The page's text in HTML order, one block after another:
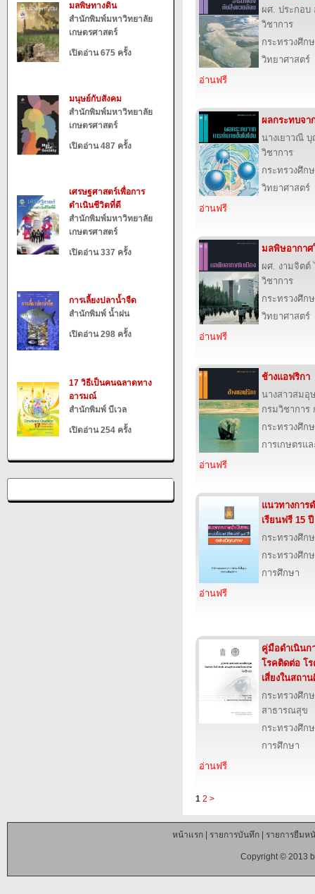
มลพิษทางดิน
สำนักพิมพ์มหาวิทยาลัย
เกษตรศาสตร์
เปิดอ่าน 675 ครั้ง
มนุษย์กับสังคม
สำนักพิมพ์มหาวิทยาลัย
เกษตรศาสตร์
เปิดอ่าน 487 ครั้ง
เศรษฐศาสตร์เพื่อการ
ดำเนินชีวิตที่ดี
สำนักพิมพ์มหาวิทยาลัย
เกษตรศาสตร์
เปิดอ่าน 337 ครั้ง
การเลี้ยงปลาน้ำจืด
สำนักพิมพ์ น้ำฝน
เปิดอ่าน 298 ครั้ง
17 วิธีเป็นคนฉลาดทาง
อารมณ์
สำนักพิมพ์ บีเวล
เปิดอ่าน 254 ครั้ง
ผศ. ประกอ
วิชาการ
กระทรวงศึก
วิทยาศาสตร์
อ่านฟรี
ผลกระทบจา
นางเยาวณี
วิชาการ
กระทรวงศึก
วิทยาศาสตร์
อ่านฟรี
มลพิษอากาศ
ผศ. งามจิต
วิชาการ
กระทรวงศึก
วิทยาศาสตร์
อ่านฟรี
ช้างแอฟริกา
นางสาวสม
กรมวิชาการ
กระทรวงศึก
การเกษตรแ
อ่านฟรี
แนวทางการ
เรียนฟรี 15
กระทรวงศึก
กระทรวงศึก
การศึกษา
อ่านฟรี
คู่มือดำเนินก
โรคติดต่อ โ
เสี่ยงในสถา
กระทรวงศึก
สาธารณสุข
กระทรวงศึก
การศึกษา
อ่านฟรี
1 2 >
หน้าแรก| รายการบันทึก| รายการยืมห
Copyright © 2013